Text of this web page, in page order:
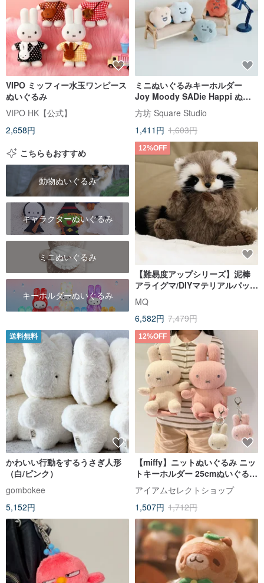
VIPO ミッフィー水玉ワンピース
ぬいぐるみ
VIPO HK【公式】
2,658円
ミニぬいぐるみキーホルダー
Joy Moody SADie Happi ぬい
ぐるみチャーム バッグチャーム
キーホルダー
方坊 Square Studio
1,411円 1,603円
こちらもおすすめ
動物ぬいぐるみ
キャラクターぬいぐるみ
ミニぬいぐるみ
キーホルダーぬいぐるみ
12%OFF
【難易度アップシリーズ】泥棒
アライグマ/DIYマテリアルパック
オリジナルぬいぐるみジョイン
ト玩具
MQ
6,582円 7,479円
送料無料
かわいい行動をするうさぎ人形
（白/ピンク）
gombokee
5,152円
12%OFF
【miffy】ニットぬいぐるみ ニッ
トキーホルダー 25cmぬいぐるみ
ミニキーホルダー クリームホワ
イト ダスティピンク
アイアムセレクトショップ
1,507円 1,712円